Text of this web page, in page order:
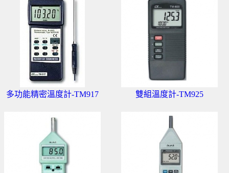
多功能精密溫度計-TM917 雙組溫度計-TM925